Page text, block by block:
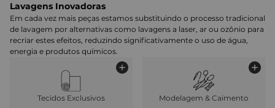
Lavagens Inovadoras
Em cada vez mais peças estamos substituindo o processo tradicional
de lavagem por alternativas como lavagens a laser, ar ou ozônio para
recriar estes efeitos, reduzindo significativamente o uso de água,
energia e produtos químicos.
Tecidos Exclusivos Modelagem & Caimento